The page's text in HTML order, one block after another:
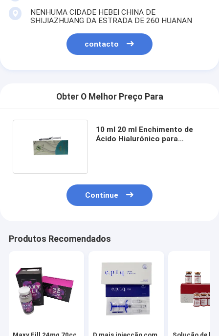
NENHUMA CIDADE HEBEI CHINA DE
SHIJIAZHUANG DA ESTRADA DE 260 HUANAN
contacto
Obter O Melhor Preço Para
10 ml 20 ml Enchimento de
Ácido Hialurónico para
Continue
Produtos Recomendados